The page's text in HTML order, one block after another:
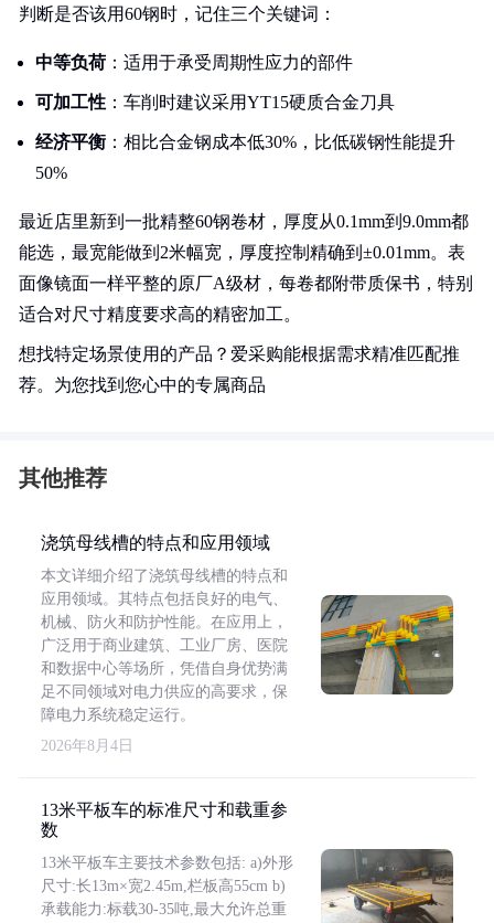
判断是否该用60钢时，记住三个关键词：
中等负荷 ：适用于承受周期性应力的部件
可加工性 ：车削时建议采用YT15硬质合金刀具
经济平衡 ：相比合金钢成本低30%，比低碳钢性能提升
50%
最近店里新到一批精整60钢卷材，厚度从0.1mm到9.0mm都
能选，最宽能做到2米幅宽，厚度控制精确到±0.01mm。表
面像镜面一样平整的原厂A级材，每卷都附带质保书，特别
适合对尺寸精度要求高的精密加工。
想找特定场景使用的产品？爱采购能根据需求精准匹配推
荐。为您找到您心中的专属商品
其他推荐
浇筑母线槽的特点和应用领域
本文详细介绍了浇筑母线槽的特点和
应用领域。其特点包括良好的电气、
机械、防火和防护性能。在应用上，
广泛用于商业建筑、工业厂房、医院
和数据中心等场所，凭借自身优势满
足不同领域对电力供应的高要求，保
障电力系统稳定运行。
2026年8月4日
13米平板车的标准尺寸和载重参
数
13米平板车主要技术参数包括: a)外形
尺寸:长13m×宽2.45m,栏板高55cm b)
承载能力:标载30-35吨,最大允许总重